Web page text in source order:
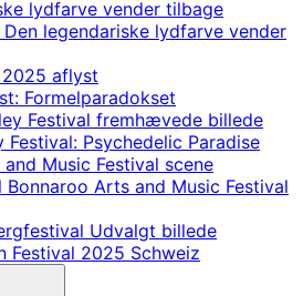
Den legendariske lydfarve vender
Formelparadokset
Festival: Psychedelic Paradise
Arts and Music Festival
Festival 2025 Schweiz